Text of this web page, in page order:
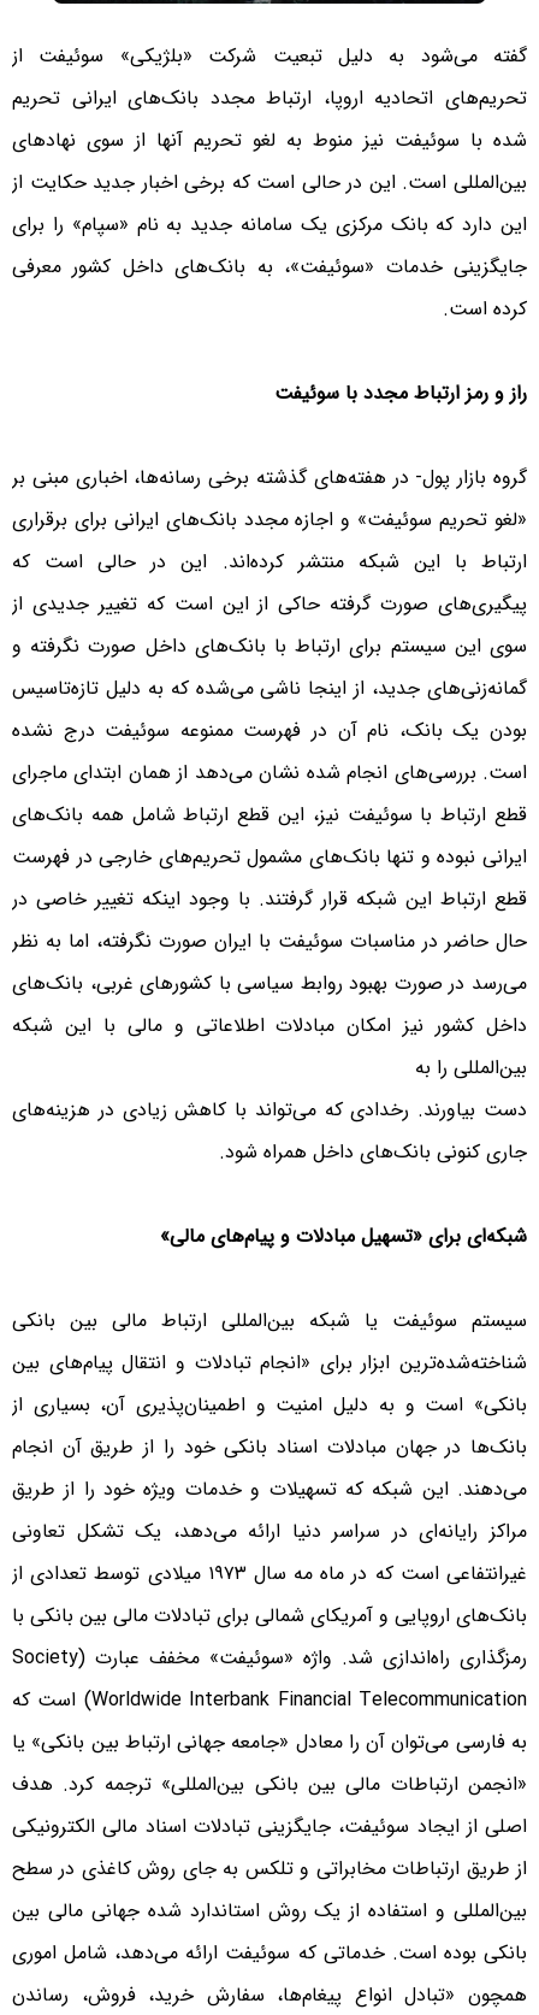
گفته می‌شود به دلیل تبعیت شرکت «بلژیکی» سوئیفت از
تحریم‌های اتحادیه اروپا، ارتباط مجدد بانک‌های ایرانی تحریم
شده با سوئیفت نیز منوط به لغو تحریم‌ آنها از سوی نهادهای
بین‌المللی است. این در حالی است که برخی اخبار جدید حکایت از
این دارد که بانک مرکزی یک سامانه جدید به نام «سپام» را برای
جایگزینی خدمات «سوئیفت»، به بانک‌های داخل کشور معرفی
کرده است.
راز و رمز ارتباط مجدد با سوئیفت
گروه بازار پول- در هفته‌های گذشته برخی رسانه‌ها، اخباری مبنی بر
«لغو تحریم سوئیفت» و اجازه مجدد بانک‌های ایرانی برای برقراری
ارتباط با این شبکه منتشر کرده‌اند. این در حالی‌ است که
پیگیری‌های صورت گرفته حاکی از این است که تغییر جدیدی از
سوی این سیستم برای ارتباط با بانک‌های داخل صورت نگرفته و
گمانه‌زنی‌های جدید، از اینجا ناشی می‌شده که به دلیل تازه‌تاسیس
بودن یک بانک، نام آن در فهرست ممنوعه سوئیفت درج نشده
است. بررسی‌های انجام شده نشان می‌دهد از همان ابتدای ماجرای
قطع ارتباط با سوئیفت نیز، این قطع ارتباط شامل همه بانک‌های
ایرانی نبوده و تنها بانک‌های مشمول تحریم‌های خارجی در فهرست
قطع ارتباط این شبکه قرار گرفتند. با وجود اینکه تغییر خاصی در
حال حاضر در مناسبات سوئیفت با ایران صورت نگرفته، اما به نظر
می‌رسد در صورت بهبود روابط سیاسی با کشورهای غربی، بانک‌های
داخل کشور نیز امکان مبادلات اطلاعاتی و مالی با این شبکه
بین‌المللی را به
دست بیاورند. رخدادی که می‌تواند با کاهش زیادی در هزینه‌های
جاری کنونی بانک‌های داخل همراه شود.
شبکه‌ای برای «تسهیل مبادلات و پیام‌های مالی»
سیستم سوئیفت یا شبکه بین‌المللی ارتباط مالی بین بانکی
شناخته‌شده‌ترین ابزار برای «انجام تبادلات و انتقال پیام‌های بین
بانکی» است و به دلیل امنیت و اطمینان‌پذیری آن، بسیاری از
بانک‌ها در جهان مبادلات اسناد بانکی خود را از طریق آن انجام
می‌دهند. این شبکه که تسهیلات و خدمات ویژه خود را از طریق
مراکز رایانه‌ای در سراسر دنیا ارائه می‌دهد، یک تشکل تعاونی
غیرانتفاعی است که در ماه مه سال ۱۹۷۳ میلادی توسط تعدادی از
بانک‌های اروپایی و آمریکای شمالی برای تبادلات مالی بین بانکی با
رمزگذاری راه‌اندازی شد. واژه «سوئیفت» مخفف عبارت (Society
Worldwide Interbank Financial Telecommunication) است که
به فارسی می‌توان آن‌ را معادل «جامعه جهانی ارتباط بین بانکی» یا
«انجمن ارتباطات مالی بین بانکی بین‌المللی» ترجمه کرد. هدف
اصلی از ایجاد سوئیفت، جایگزینی تبادلات اسناد مالی الکترونیکی
از طریق ارتباطات مخابراتی و تلکس به جای روش کاغذی در سطح
بین‌المللی و استفاده از یک روش استاندارد شده جهانی مالی بین
بانکی بوده است. خدماتی که سوئیفت ارائه می‌دهد، شامل اموری
همچون «تبادل انواع پیغام‌ها، سفارش خرید، فروش، رساندن